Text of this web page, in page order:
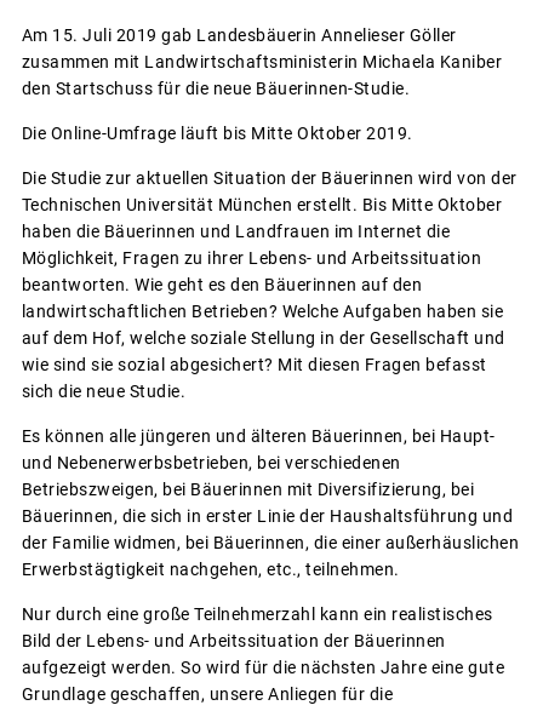
Am 15. Juli 2019 gab Landesbäuerin Annelieser Göller
zusammen mit Landwirtschaftsministerin Michaela Kaniber
den Startschuss für die neue Bäuerinnen-Studie.
Die Online-Umfrage läuft bis Mitte Oktober 2019.
Die Studie zur aktuellen Situation der Bäuerinnen wird von der
Technischen Universität München erstellt. Bis Mitte Oktober
haben die Bäuerinnen und Landfrauen im Internet die
Möglichkeit, Fragen zu ihrer Lebens- und Arbeitssituation
beantworten. Wie geht es den Bäuerinnen auf den
landwirtschaftlichen Betrieben? Welche Aufgaben haben sie
auf dem Hof, welche soziale Stellung in der Gesellschaft und
wie sind sie sozial abgesichert? Mit diesen Fragen befasst
sich die neue Studie.
Es können alle jüngeren und älteren Bäuerinnen, bei Haupt-
und Nebenerwerbsbetrieben, bei verschiedenen
Betriebszweigen, bei Bäuerinnen mit Diversifizierung, bei
Bäuerinnen, die sich in erster Linie der Haushaltsführung und
der Familie widmen, bei Bäuerinnen, die einer außerhäuslichen
Erwerbstägtigkeit nachgehen, etc., teilnehmen.
Nur durch eine große Teilnehmerzahl kann ein realistisches
Bild der Lebens- und Arbeitssituation der Bäuerinnen
aufgezeigt werden. So wird für die nächsten Jahre eine gute
Grundlage geschaffen, unsere Anliegen für die